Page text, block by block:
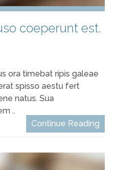
coeperunt est.
ora timebat ripis galeae
spisso aestu fert
natus. Sua
..
Continue Reading